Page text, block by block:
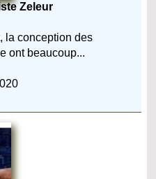
Zeleur
la conception des
ont beaucoup...